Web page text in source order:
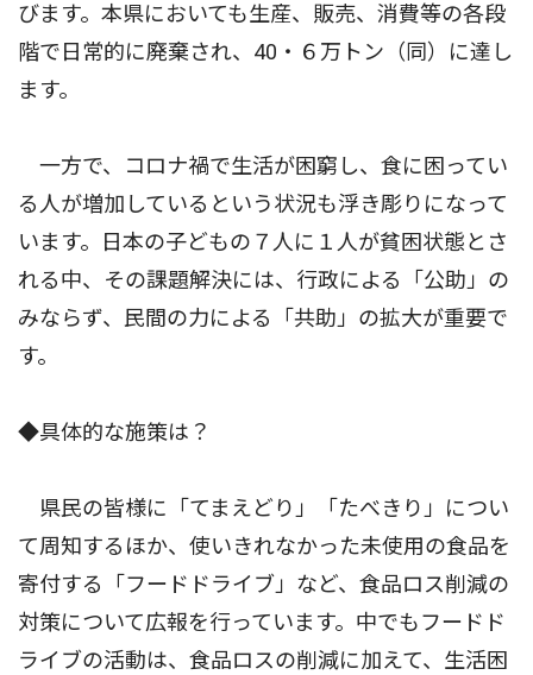
びます。本県においても生産、販売、消費等の各段
階で日常的に廃棄され、40・６万トン（同）に達し
ます。
一方で、コロナ禍で生活が困窮し、食に困ってい
る人が増加しているという状況も浮き彫りになって
います。日本の子どもの７人に１人が貧困状態とさ
れる中、その課題解決には、行政による「公助」の
みならず、民間の力による「共助」の拡大が重要で
す。
◆具体的な施策は？
県民の皆様に「てまえどり」「たべきり」につい
て周知するほか、使いきれなかった未使用の食品を
寄付する「フードドライブ」など、食品ロス削減の
対策について広報を行っています。中でもフードド
ライブの活動は、食品ロスの削減に加えて、生活困